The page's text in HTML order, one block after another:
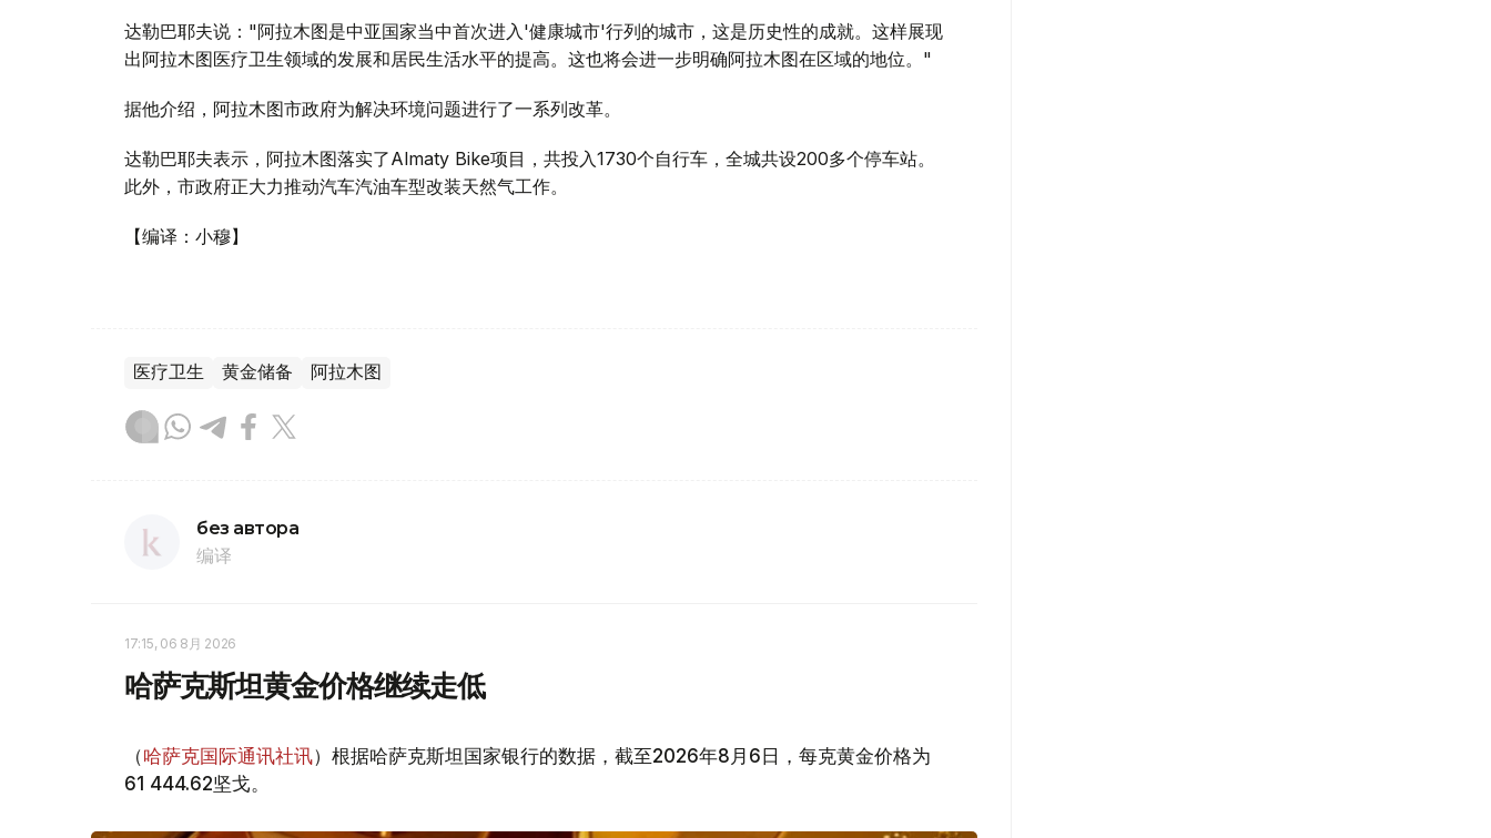
达勒巴耶夫说："阿拉木图是中亚国家当中首次进入'健康城市'行列的城市，这是历史性的成就。这样展现
出阿拉木图医疗卫生领域的发展和居民生活水平的提高。这也将会进一步明确阿拉木图在区域的地位。"
据他介绍，阿拉木图市政府为解决环境问题进行了一系列改革。
达勒巴耶夫表示，阿拉木图落实了Almaty Bike项目，共投入1730个自行车，全城共设200多个停车站。
此外，市政府正大力推动汽车汽油车型改装天然气工作。
【编译：小穆】
医疗卫生 黄金储备 阿拉木图
без автора
编译
17:15, 06 8月 2026
哈萨克斯坦黄金价格继续走低
（哈萨克国际通讯社讯）根据哈萨克斯坦国家银行的数据，截至2026年8月6日，每克黄金价格为
61 444.62坚戈。